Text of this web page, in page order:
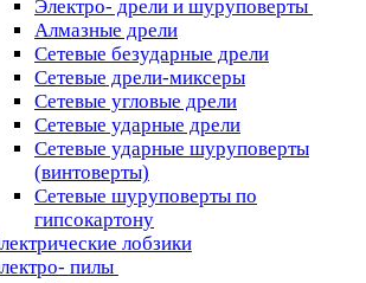
Электро- дрели и шуруповерты
Алмазные дрели
Сетевые безударные дрели
Сетевые дрели-миксеры
Сетевые угловые дрели
Сетевые ударные дрели
Сетевые ударные шуруповерты
(винтоверты)
Сетевые шуруповерты по
гипсокартону
лобзики
пилы